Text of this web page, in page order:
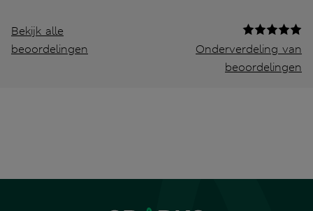
Bekijk alle
beoordelingen
Onderverdeling van
beoordelingen